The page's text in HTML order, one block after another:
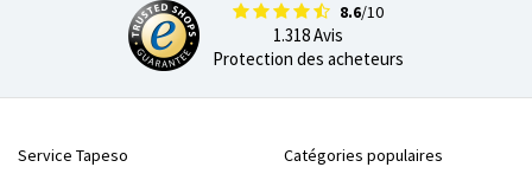
8.6/10
1.318 Avis
Protection des acheteurs
Service Tapeso
Catégories populaires